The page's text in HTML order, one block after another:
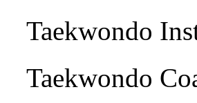
Taekwondo
Taekwondo